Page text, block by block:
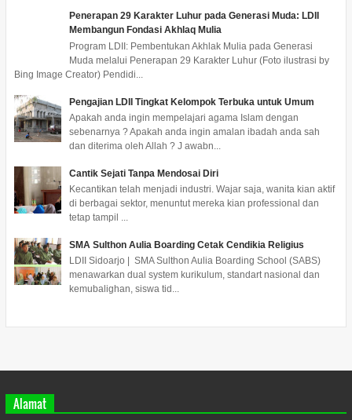
Penerapan 29 Karakter Luhur pada Generasi Muda: LDII
Membangun Fondasi Akhlaq Mulia
Program LDII: Pembentukan Akhlak Mulia pada Generasi
Muda melalui Penerapan 29 Karakter Luhur (Foto ilustrasi by
Bing Image Creator) Pendidi...
Pengajian LDII Tingkat Kelompok Terbuka untuk Umum
Apakah anda ingin mempelajari agama Islam dengan
sebenarnya ? Apakah anda ingin amalan ibadah anda sah
dan diterima oleh Allah ? J awabn...
Cantik Sejati Tanpa Mendosai Diri
Kecantikan telah menjadi industri. Wajar saja, wanita kian aktif
di berbagai sektor, menuntut mereka kian professional dan
tetap tampil ...
SMA Sulthon Aulia Boarding Cetak Cendikia Religius
LDII Sidoarjo | SMA Sulthon Aulia Boarding School (SABS)
menawarkan dual system kurikulum, standart nasional dan
kemubalighan, siswa tid...
Alamat